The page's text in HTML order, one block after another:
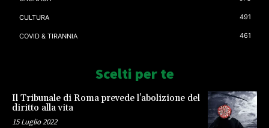
CULTURA 491
COVID & TIRANNIA 461
Scelti per te
Il Tribunale di Roma prevede l’abolizione del
diritto alla vita
15 Luglio 2022